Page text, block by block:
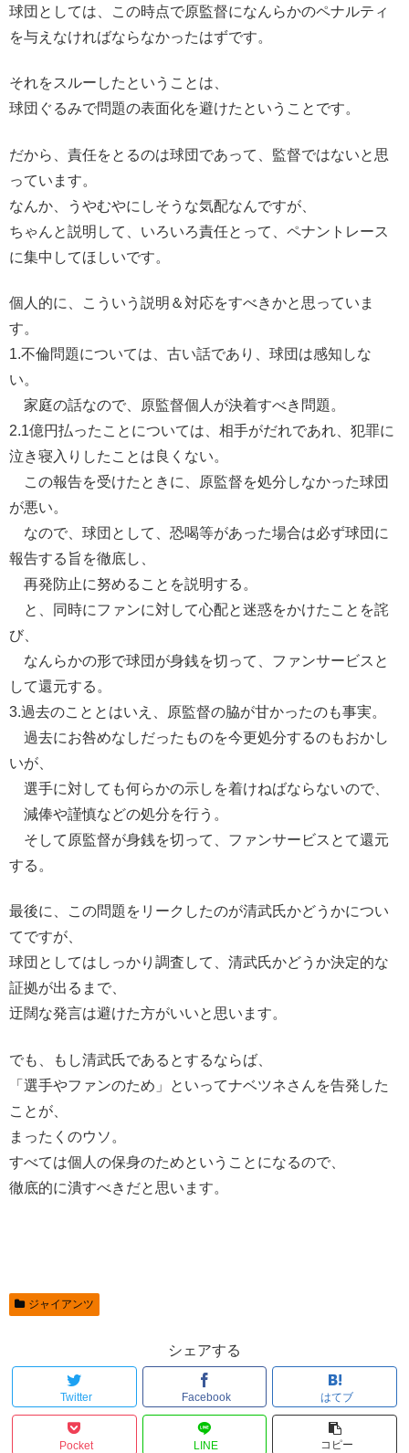
球団としては、この時点で原監督になんらかのペナルティ
を与えなければならなかったはずです。
それをスルーしたということは、
球団ぐるみで問題の表面化を避けたということです。
だから、責任をとるのは球団であって、監督ではないと思
っています。
なんか、うやむやにしそうな気配なんですが、
ちゃんと説明して、いろいろ責任とって、ペナントレース
に集中してほしいです。
個人的に、こういう説明＆対応をすべきかと思っていま
す。
1.不倫問題については、古い話であり、球団は感知しな
い。
家庭の話なので、原監督個人が決着すべき問題。
2.1億円払ったことについては、相手がだれであれ、犯罪に
泣き寝入りしたことは良くない。
この報告を受けたときに、原監督を処分しなかった球団
が悪い。
なので、球団として、恐喝等があった場合は必ず球団に
報告する旨を徹底し、
再発防止に努めることを説明する。
と、同時にファンに対して心配と迷惑をかけたことを詫
び、
なんらかの形で球団が身銭を切って、ファンサービスと
して還元する。
3.過去のこととはいえ、原監督の脇が甘かったのも事実。
過去にお咎めなしだったものを今更処分するのもおかし
いが、
選手に対しても何らかの示しを着けねばならないので、
減俸や謹慎などの処分を行う。
そして原監督が身銭を切って、ファンサービスとて還元
する。
最後に、この問題をリークしたのが清武氏かどうかについ
てですが、
球団としてはしっかり調査して、清武氏かどうか決定的な
証拠が出るまで、
迂闊な発言は避けた方がいいと思います。
でも、もし清武氏であるとするならば、
「選手やファンのため」といってナベツネさんを告発した
ことが、
まったくのウソ。
すべては個人の保身のためということになるので、
徹底的に潰すべきだと思います。
ジャイアンツ
シェアする
Twitter Facebook はてブ
Pocket LINE コピー